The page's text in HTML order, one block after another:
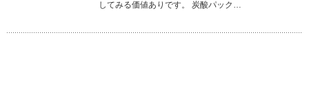
してみる価値ありです。 炭酸パック…